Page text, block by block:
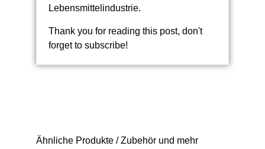
Lebensmittelindustrie.
Thank you for reading this post, don't
forget to subscribe!
Ähnliche Produkte / Zubehör und mehr